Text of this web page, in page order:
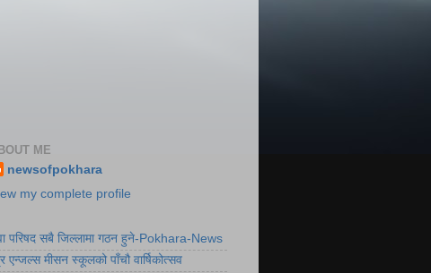
ME
newsofpokhara
my complete profile
परिषद सबै जिल्लामा गठन हुने-Pokhara-News
एन्जल्स मीसन स्कूलको पाँचौ वार्षिकोत्सव